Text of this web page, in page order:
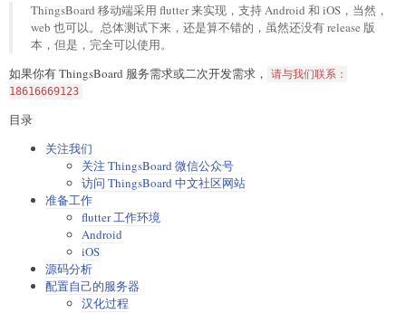
ThingsBoard 移动端采用 flutter 来实现，支持 Android 和 iOS，当然，
web 也可以。总体测试下来，还是算不错的，虽然还没有 release 版
本，但是，完全可以使用。
如果你有 ThingsBoard 服务需求或二次开发需求，
请与我们联系：
18616669123
目录
关注我们
关注 ThingsBoard 微信公众号
访问 ThingsBoard 中文社区网站
准备工作
flutter 工作环境
Android
iOS
源码分析
配置自己的服务器
汉化过程